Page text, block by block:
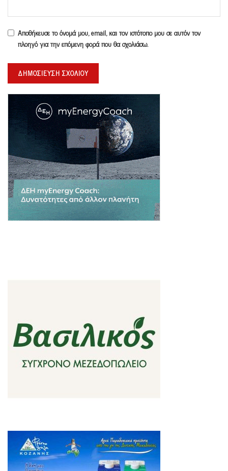
Αποθήκευσε το όνομά μου, email, και τον ιστότοπο μου σε αυτόν τον
πλοηγό για την επόμενη φορά που θα σχολιάσω.